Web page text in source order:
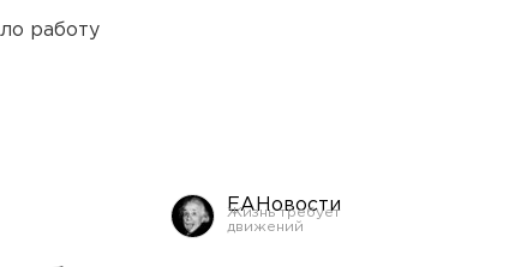
работу
ЕАНовости